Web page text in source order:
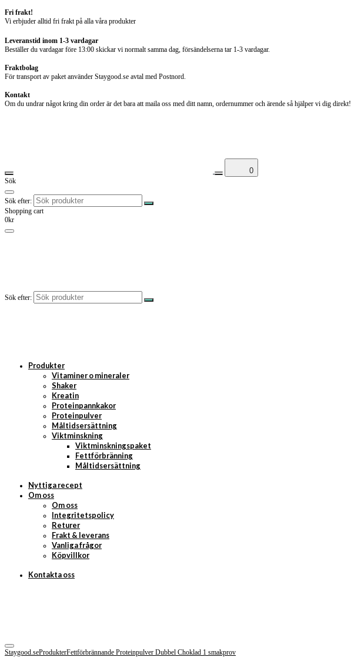
Fri frakt!
Vi erbjuder alltid fri frakt på alla våra produkter
Leveranstid inom 1-3 vardagar
Beställer du vardagar före 13:00 skickar vi normalt samma dag, försändelserna tar 1-3 vardagar.
Fraktbolag
För transport av paket använder Staygood.se avtal med Postnord.
Kontakt
Om du undrar något kring din order är det bara att maila oss med ditt namn, ordernummer och ärende så hjälper vi dig direkt!
0
Sök
Sök efter:
Shopping cart
0kr
Sök efter:
Produkter
Vitaminer o mineraler
Shaker
Kreatin
Proteinpannkakor
Proteinpulver
Måltidsersättning
Viktminskning
Viktminskningspaket
Fettförbränning
Måltidsersättning
Nyttiga recept
Om oss
Om oss
Integritetspolicy
Returer
Frakt & leverans
Vanliga frågor
Köpvillkor
Kontakta oss
Staygood.seProdukterFettförbrännande Proteinpulver Dubbel Choklad 1 smakprov